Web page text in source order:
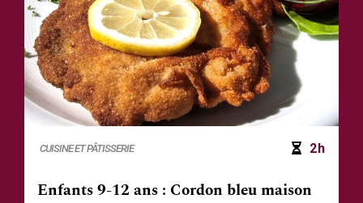
CUISINE ET PÂTISSERIE 2h
Enfants 9-12 ans : Cordon bleu maison